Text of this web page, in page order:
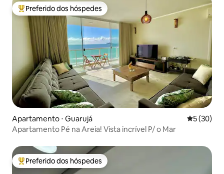
Entre os melhores preferidos dos hóspedes
Preferido dos hóspedes
Apartamento ⋅ Guarujá 5 de uma
5 (30)
Apartamento Pé na Areia! Vista incrível P/ o Mar
Entre os melhores preferidos dos hóspedes
Preferido dos hóspedes